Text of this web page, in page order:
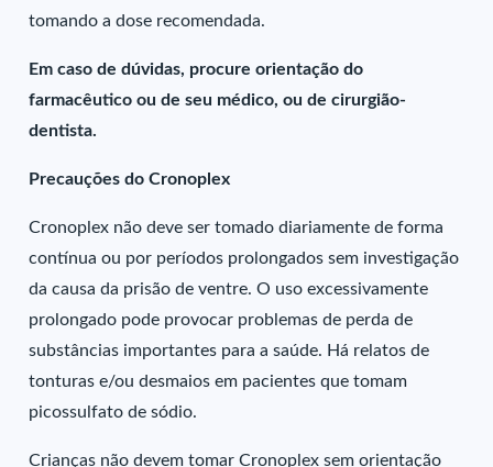
tomando a dose recomendada.
Em caso de dúvidas, procure orientação do
farmacêutico ou de seu médico, ou de cirurgião-
dentista.
Precauções do Cronoplex
Cronoplex não deve ser tomado diariamente de forma
contínua ou por períodos prolongados sem investigação
da causa da prisão de ventre. O uso excessivamente
prolongado pode provocar problemas de perda de
substâncias importantes para a saúde. Há relatos de
tonturas e/ou desmaios em pacientes que tomam
picossulfato de sódio.
Crianças não devem tomar Cronoplex sem orientação